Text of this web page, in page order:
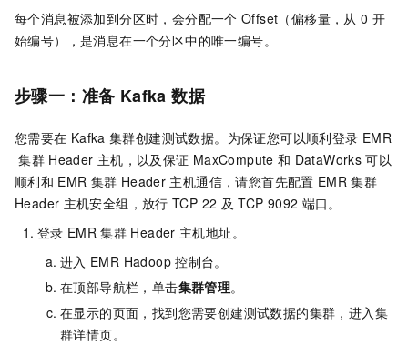
每个消息被添加到分区时，会分配一个 Offset（偏移量，从 0 开
始编号），是消息在一个分区中的唯一编号。
步骤一：准备 Kafka 数据
您需要在 Kafka 集群创建测试数据。为保证您可以顺利登录 EMR
集群 Header 主机，以及保证 MaxCompute 和 DataWorks 可以
顺利和 EMR 集群 Header 主机通信，请您首先配置 EMR 集群
Header 主机安全组，放行 TCP 22 及 TCP 9092 端口。
登录 EMR 集群 Header 主机地址。
进入 EMR Hadoop 控制台。
在顶部导航栏，单击集群管理。
在显示的页面，找到您需要创建测试数据的集群，进入集
群详情页。